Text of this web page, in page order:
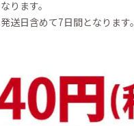
ります。
送日含めて7日間となります。